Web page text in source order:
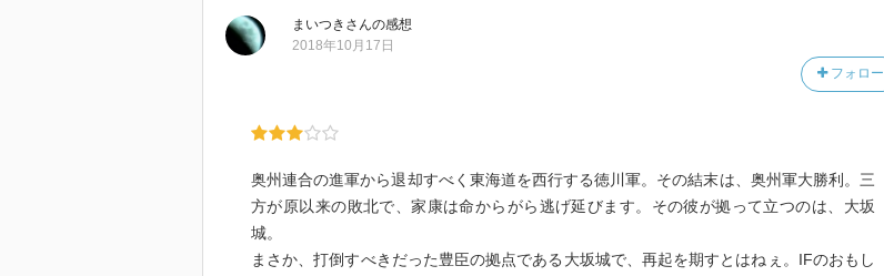
まいつき さんの感想
フォロー
2018年10月17日
奥州連合の進軍から退却すべく東海道を西行する徳川軍。その結末は、奥州軍大勝利。三
方が原以来の敗北で、家康は命からがら逃げ延びます。その彼が拠って立つのは、大坂
城。
まさか、打倒すべきだった豊臣の拠点である大坂城で、再起を期すとはねぇ。IFのおもし